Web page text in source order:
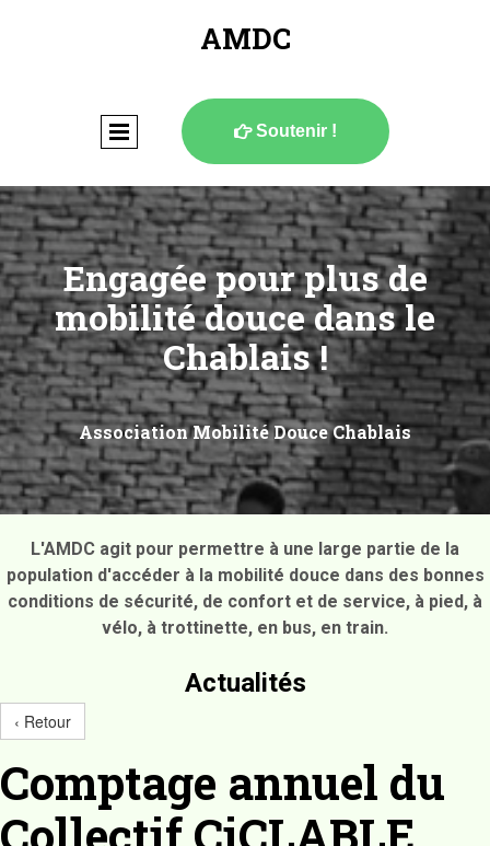
AMDC
Soutenir !
Engagée pour plus de
mobilité douce dans le
Chablais !
Association Mobilité Douce Chablais
L'AMDC agit pour permettre à une large partie de la
population d'accéder à la mobilité douce dans des bonnes
conditions de sécurité, de confort et de service, à pied, à
vélo, à trottinette, en bus, en train.
Actualités
‹ Retour
Comptage annuel du